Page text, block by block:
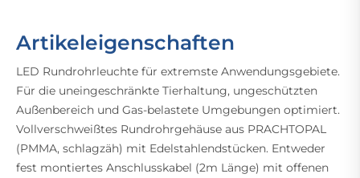
Artikeleigenschaften
LED Rundrohrleuchte für extremste Anwendungsgebiete.
Für die uneingeschränkte Tierhaltung, ungeschützten
Außenbereich und Gas-belastete Umgebungen optimiert.
Vollverschweißtes Rundrohrgehäuse aus PRACHTOPAL
(PMMA, schlagzäh) mit Edelstahlendstücken. Entweder
fest montiertes Anschlusskabel (2m Länge) mit offenen